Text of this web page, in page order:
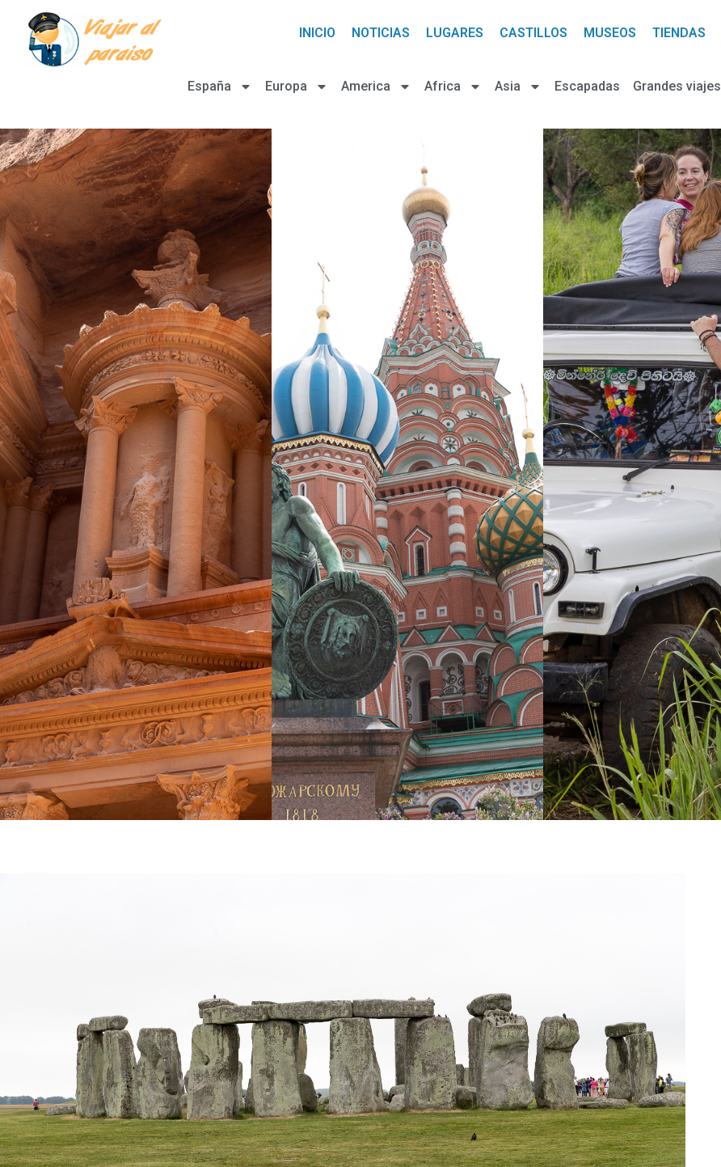
INICIO NOTICIAS LUGARES CASTILLOS MUSEOS TIENDAS
España Europa America Africa Asia Escapadas Grandes viajes